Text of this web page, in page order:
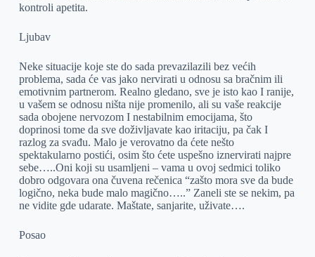
kontroli apetita.
Ljubav
Neke situacije koje ste do sada prevazilazili bez većih
problema, sada će vas jako nervirati u odnosu sa bračnim ili
emotivnim partnerom. Realno gledano, sve je isto kao I ranije,
u vašem se odnosu ništa nije promenilo, ali su vaše reakcije
sada obojene nervozom I nestabilnim emocijama, što
doprinosi tome da sve doživljavate kao iritaciju, pa čak I
razlog za svađu. Malo je verovatno da ćete nešto
spektakularno postići, osim što ćete uspešno iznervirati najpre
sebe…..Oni koji su usamljeni – vama u ovoj sedmici toliko
dobro odgovara ona čuvena rečenica “zašto mora sve da bude
logično, neka bude malo magično…..” Zaneli ste se nekim, pa
ne vidite gde udarate. Maštate, sanjarite, uživate….
Posao